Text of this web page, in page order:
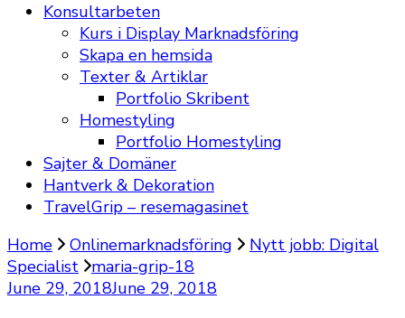
Konsultarbeten
Kurs i Display Marknadsföring
Skapa en hemsida
Texter & Artiklar
Portfolio Skribent
Homestyling
Portfolio Homestyling
Sajter & Domäner
Hantverk & Dekoration
TravelGrip – resemagasinet
Home
Onlinemarknadsföring
Nytt jobb: Digital
Specialist
maria-grip-18
June 29, 2018June 29, 2018